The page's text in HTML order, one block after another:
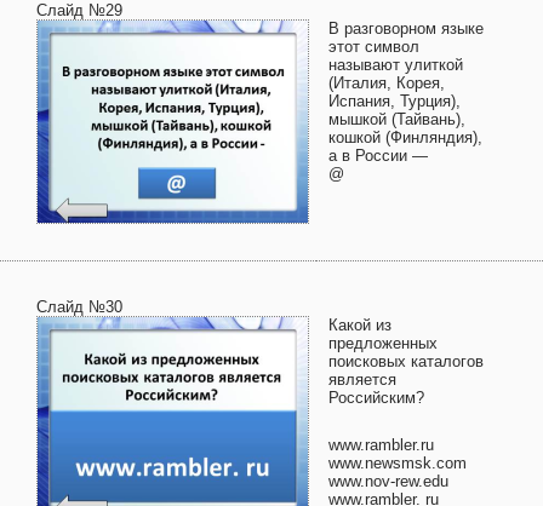
Слайд №29
В разговорном языке
этот символ
называют улиткой
(Италия, Корея,
Испания, Турция),
мышкой (Тайвань),
кошкой (Финляндия),
а в России —
@
Слайд №30
Какой из
предложенных
поисковых каталогов
является
Российским?
www.rambler.ru
www.newsmsk.com
www.nov-rew.edu
www.rambler. ru